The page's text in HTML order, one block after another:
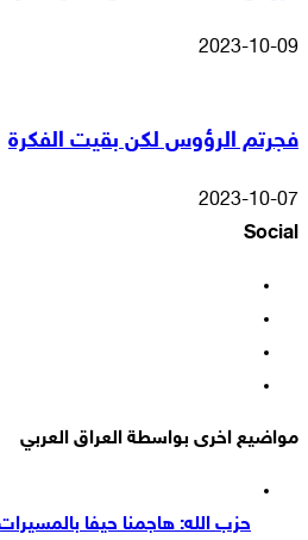
2023-10-09
فجرتم الرؤوس لكن بقيت الفكرة
2023-10-07
Social
مواضيع اخرى بواسطة العراق العربي
حزب الله: هاجمنا حيفا